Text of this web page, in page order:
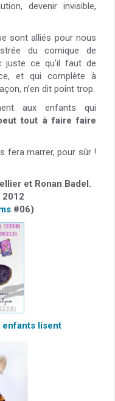
devenir invisible,
sont alliés pour nous
du comique de
juste ce qu’il faut de
et qui complète à
n’en dit point trop.
aux enfants qui
tout à faire faire
fera marrer, pour sûr !
et Ronan Badel.
2012
#06)
enfants lisent